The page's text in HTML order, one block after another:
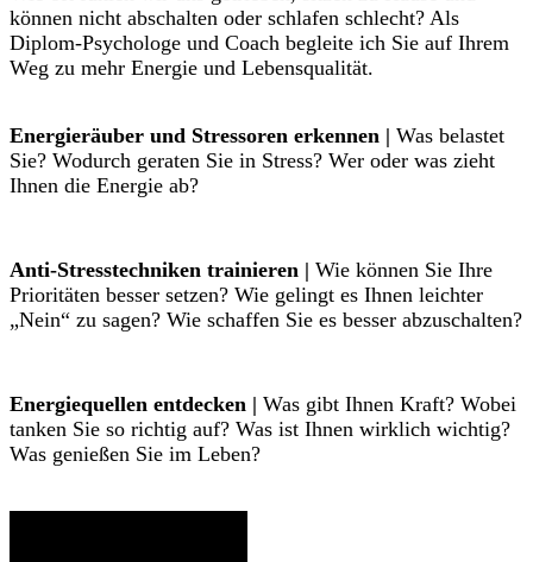
können nicht abschalten oder schlafen schlecht? Als
Diplom-Psychologe und Coach begleite ich Sie auf Ihrem
Weg zu mehr Energie und Lebensqualität.
Energieräuber und Stressoren erkennen | Was belastet
Sie? Wodurch geraten Sie in Stress? Wer oder was zieht
Ihnen die Energie ab?
Anti-Stresstechniken trainieren | Wie können Sie Ihre
Prioritäten besser setzen? Wie gelingt es Ihnen leichter
„Nein“ zu sagen? Wie schaffen Sie es besser abzuschalten?
Energiequellen entdecken | Was gibt Ihnen Kraft? Wobei
tanken Sie so richtig auf? Was ist Ihnen wirklich wichtig?
Was genießen Sie im Leben?